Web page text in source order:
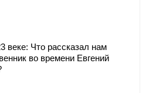
веке: Что рассказал нам
во времени Евгений